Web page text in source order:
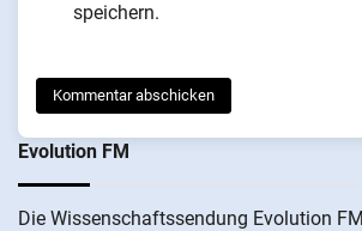
speichern.
Evolution FM
Die Wis­sen­schafts­send­ung Evolution